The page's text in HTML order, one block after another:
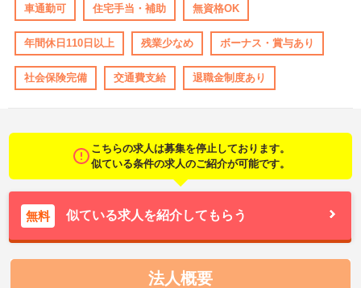
車通勤可 住宅手当・補助 無資格OK
年間休日110日以上 残業少なめ ボーナス・賞与あり
社会保険完備 交通費支給 退職金制度あり
こちらの求人は募集を停止しております。
似ている条件の求人のご紹介が可能です。
無料 似ている求人を紹介してもらう
法人概要